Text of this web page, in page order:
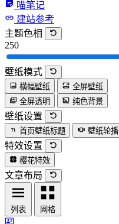
喵笔记
建站参考
主题色相
250
壁纸模式
横幅壁纸
全屏壁纸
全屏透明
纯色背景
壁纸设置
首页壁纸标题 壁纸轮播
特效设置
樱花特效
文章布局
列表 网格